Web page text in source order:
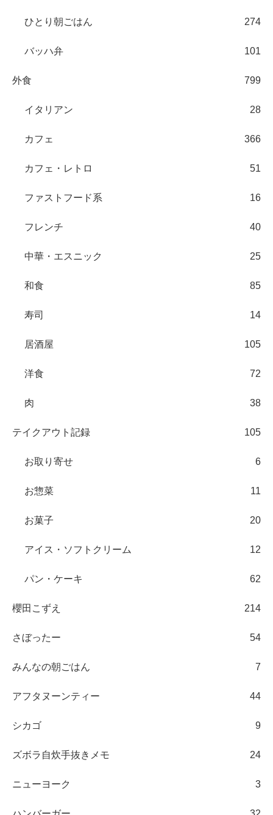
ひとり朝ごはん 274
バッハ弁 101
外食 799
イタリアン 28
カフェ 366
カフェ・レトロ 51
ファストフード系 16
フレンチ 40
中華・エスニック 25
和食 85
寿司 14
居酒屋 105
洋食 72
肉 38
テイクアウト記録 105
お取り寄せ 6
お惣菜 11
お菓子 20
アイス・ソフトクリーム 12
パン・ケーキ 62
櫻田こずえ 214
さぼったー 54
みんなの朝ごはん 7
アフタヌーンティー 44
シカゴ 9
ズボラ自炊手抜きメモ 24
ニューヨーク 3